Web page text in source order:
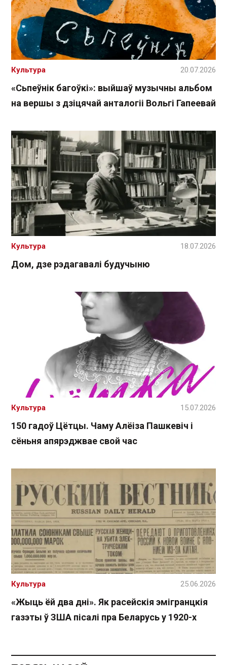
«Сьпеўнік багоўкі»: выйшаў музычны альбом
на вершы з дзіцячай анталогіі Вольгі Гапеевай
Культура 20.07.2026
Дом, дзе рэдагавалі будучыню
Культура 18.07.2026
150 гадоў Цётцы. Чаму Алёіза Пашкевіч і
сёньня апярэджвае свой час
Культура 15.07.2026
«Жыць ёй два дні». Як расейскія эмігранцкія
газэты ў ЗША пісалі пра Беларусь у 1920-х
Культура 25.06.2026